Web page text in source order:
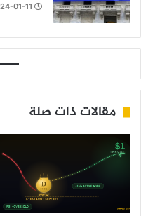
01-11
مقالات ذات صلة